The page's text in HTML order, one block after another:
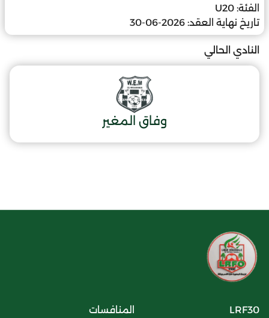
الفئة: U20
تاريخ نهاية العقد: 2026-06-30
النادي الحالي
وفاق المغير
LRF30 المنافسات